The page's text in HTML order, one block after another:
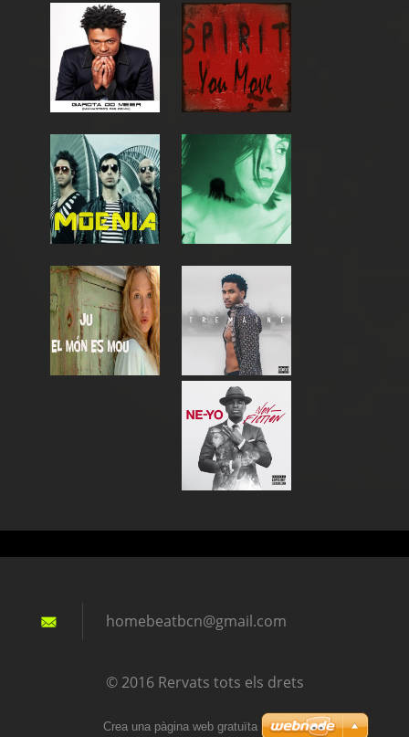
homebeatbcn@gmail.com
© 2016 Rervats tots els drets
Crea una pàgina web gratuïta